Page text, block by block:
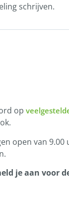
schrijven.
op
open van
je aan voor